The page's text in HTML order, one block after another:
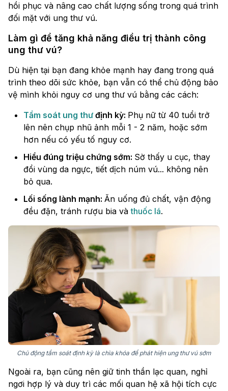
hồi phục và nâng cao chất lượng sống trong quá trình
đối mặt với ung thư vú.
Làm gì để tăng khả năng điều trị thành công
ung thư vú?
Dù hiện tại bạn đang khỏe mạnh hay đang trong quá
trình theo dõi sức khỏe, bạn vẫn có thể chủ động bảo
vệ mình khỏi nguy cơ ung thư vú bằng các cách:
Tầm soát ung thư định kỳ: Phụ nữ từ 40 tuổi trở
lên nên chụp nhũ ảnh mỗi 1 - 2 năm, hoặc sớm
hơn nếu có yếu tố nguy cơ.
Hiểu đúng triệu chứng sớm: Sờ thấy u cục, thay
đổi vùng da ngực, tiết dịch núm vú... không nên
bỏ qua.
Lối sống lành mạnh: Ăn uống đủ chất, vận động
đều đặn, tránh rượu bia vàthuốc lá.
Chủ động tầm soát định kỳ là chìa khóa để phát hiện ung thư vú sớm
Ngoài ra, bạn cũng nên giữ tinh thần lạc quan, nghỉ
ngơi hợp lý và duy trì các mối quan hệ xã hội tích cực